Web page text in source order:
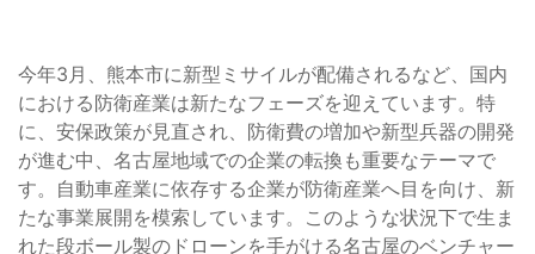
今年3月、熊本市に新型ミサイルが配備されるなど、国内
における防衛産業は新たなフェーズを迎えています。特
に、安保政策が見直され、防衛費の増加や新型兵器の開発
が進む中、名古屋地域での企業の転換も重要なテーマで
す。自動車産業に依存する企業が防衛産業へ目を向け、新
たな事業展開を模索しています。このような状況下で生ま
れた段ボール製のドローンを手がける名古屋のベンチャー